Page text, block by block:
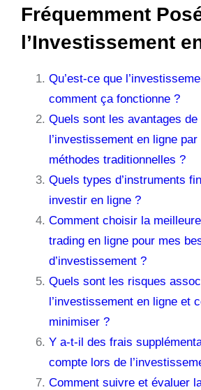
Fréquemment
l’Investissement
Qu’est-ce que
comment ça fonctionne ?
Quels sont les avantages
l’investissement en ligne
méthodes traditionnelles ?
Quels types d’instruments
investir en ligne ?
Comment choisir la
trading en ligne pour mes
d’investissement ?
Quels sont les risques
l’investissement en ligne et
minimiser ?
Y a-t-il des frais
compte lors de
Comment suivre et évaluer